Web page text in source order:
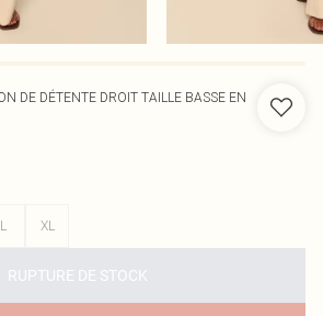
DE DÉTENTE DROIT TAILLE BASSE EN
L XL
RUPTURE DE STOCK